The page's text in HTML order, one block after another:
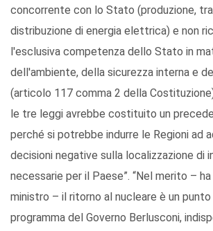
concorrente con lo Stato (produzione,
distribuzione di energia elettrica) e non
l'esclusiva competenza dello Stato in
dell'ambiente, della sicurezza interna e
(articolo 117 comma 2 della
le tre leggi avrebbe costituito un
perché si potrebbe indurre le Regioni ad
decisioni negative sulla localizzazione di
necessarie per il Paese”. “Nel merito –
ministro – il ritorno al nucleare è un
programma del Governo Berlusconi,